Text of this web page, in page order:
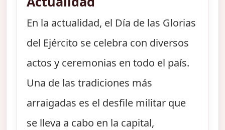
En la actualidad, el Día de las Glorias
del Ejército se celebra con diversos
actos y ceremonias en todo el país.
Una de las tradiciones más
arraigadas es el desfile militar que
se lleva a cabo en la capital,